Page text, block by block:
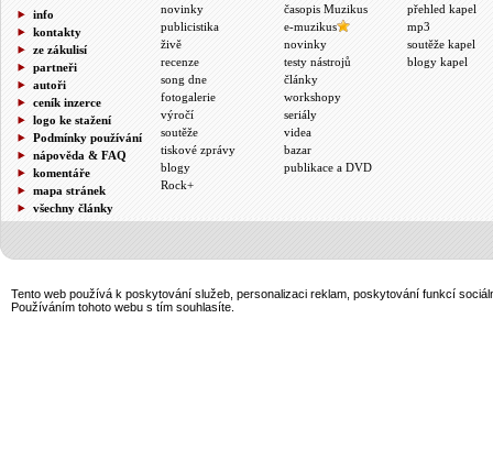
info
kontakty
ze zákulisí
partneři
autoři
ceník inzerce
logo ke stažení
Podmínky používání
nápověda & FAQ
komentáře
mapa stránek
všechny články
novinky
publicistika
živě
recenze
song dne
fotogalerie
výročí
soutěže
tiskové zprávy
blogy
Rock+
časopis Muzikus
e-muzikus
novinky
testy nástrojů
články
workshopy
seriály
videa
bazar
publikace a DVD
přehled kapel
mp3
soutěže kapel
blogy kapel
Tento web používá k poskytování služeb, personalizaci reklam, poskytování funkcí
Používáním tohoto webu s tím souhlasíte.